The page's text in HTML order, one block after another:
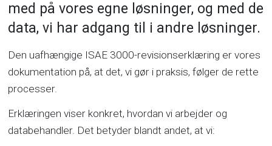
med på vores egne løsninger, og med de
data, vi har adgang til i andre løsninger.
Den uafhængige ISAE 3000-revisionserklæring er vores
dokumentation på, at det, vi gør i praksis, følger de rette
processer.
Erklæringen viser konkret, hvordan vi arbejder og
databehandler. Det betyder blandt andet, at vi: